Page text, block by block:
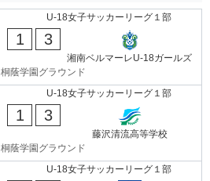
U-18女子サッカーリーグ１部
1 3
湘南ベルマーレU-18ガールズ
桐蔭学園グラウンド
U-18女子サッカーリーグ１部
1 3
藤沢清流高等学校
桐蔭学園グラウンド
U-18女子サッカーリーグ１部